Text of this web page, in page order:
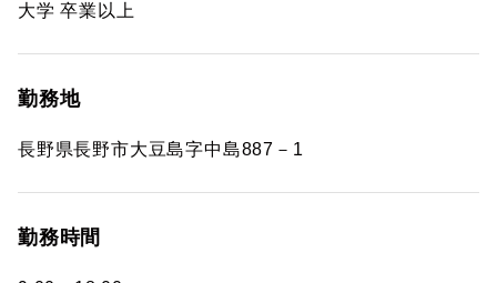
大学 卒業以上
勤務地
長野県長野市大豆島字中島887－1
勤務時間